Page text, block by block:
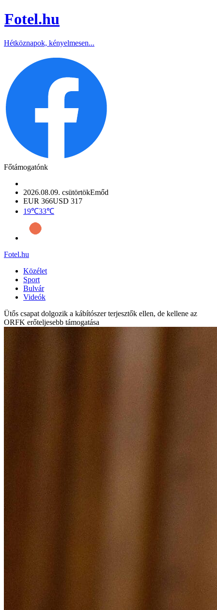
Fotel.hu
Hétköznapok, kényelmesen...
Főtámogatónk
2026.08.09. csütörtökEmőd
EUR 366USD 317
19℃33℃
Fotel.hu
Közélet
Sport
Bulvár
Videók
Ütős csapat dolgozik a kábítószer terjesztők ellen, de kellene az
ORFK erőteljesebb támogatása